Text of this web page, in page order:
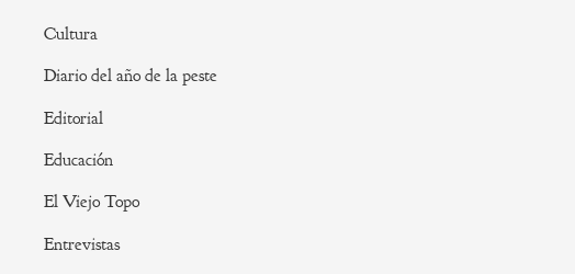
Cultura
Diario del año de la peste
Editorial
Educación
El Viejo Topo
Entrevistas